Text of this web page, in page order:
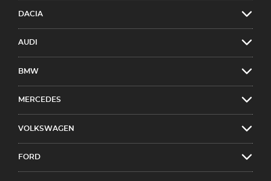
DACIA
AUDI
BMW
MERCEDES
VOLKSWAGEN
FORD